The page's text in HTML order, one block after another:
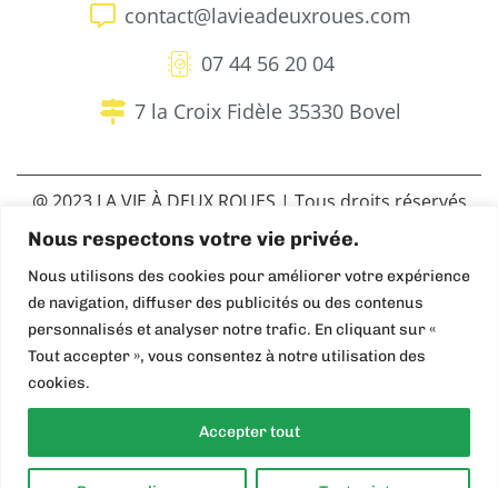
Nous respectons votre vie privée.
Nous utilisons des cookies pour améliorer votre expérience
de navigation, diffuser des publicités ou des contenus
personnalisés et analyser notre trafic. En cliquant sur «
Tout accepter », vous consentez à notre utilisation des
cookies.
Accepter tout
contact@lavieadeuxroues.com
07 44 56 20 04
7 la Croix Fidèle 35330 Bovel
@ 2023 LA VIE À DEUX ROUES | Tous droits réservés
– Site réalisé par
|Mentions légales
Explore
Drag